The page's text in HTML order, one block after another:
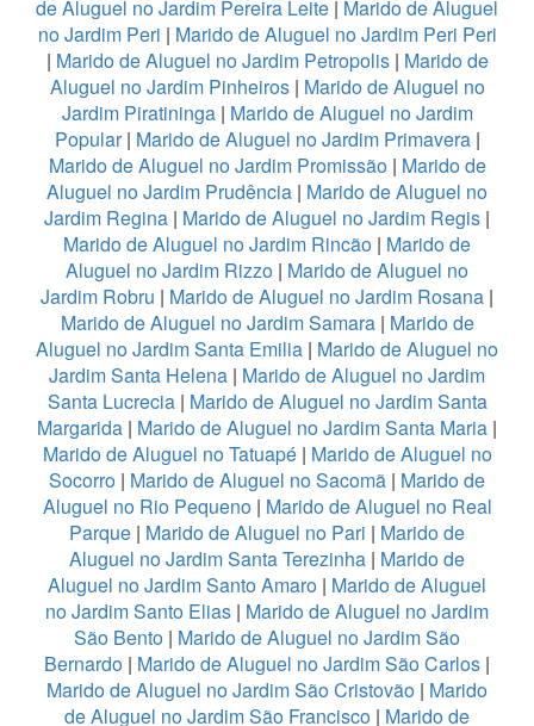
de Aluguel no Jardim Pereira Leite | Marido de Aluguel
no Jardim Peri | Marido de Aluguel no Jardim Peri Peri
| Marido de Aluguel no Jardim Petropolis| Marido de
Aluguel no Jardim Pinheiros| Marido de Aluguel no
Jardim Piratininga| Marido de Aluguel no Jardim
Popular| Marido de Aluguel no Jardim Primavera|
Marido de Aluguel no Jardim Promissão| Marido de
Aluguel no Jardim Prudência | Marido de Aluguel no
Jardim Regina | Marido de Aluguel no Jardim Regis |
Marido de Aluguel no Jardim Rincão | Marido de
Aluguel no Jardim Rizzo | Marido de Aluguel no
Jardim Robru | Marido de Aluguel no Jardim Rosana |
Marido de Aluguel no Jardim Samara| Marido de
Aluguel no Jardim Santa Emilia | Marido de Aluguel no
Jardim Santa Helena | Marido de Aluguel no Jardim
Santa Lucrecia| Marido de Aluguel no Jardim Santa
Margarida | Marido de Aluguel no Jardim Santa Maria |
Marido de Aluguel no Tatuapé| Marido de Aluguel no
Socorro | Marido de Aluguel no Sacomã | Marido de
Aluguel no Rio Pequeno| Marido de Aluguel no Real
Parque | Marido de Aluguel no Pari | Marido de
Aluguel no Jardim Santa Terezinha | Marido de
Aluguel no Jardim Santo Amaro | Marido de Aluguel
no Jardim Santo Elias | Marido de Aluguel no Jardim
São Bento | Marido de Aluguel no Jardim São
Bernardo | Marido de Aluguel no Jardim São Carlos |
Marido de Aluguel no Jardim São Cristovão | Marido
de Aluguel no Jardim São Francisco | Marido de